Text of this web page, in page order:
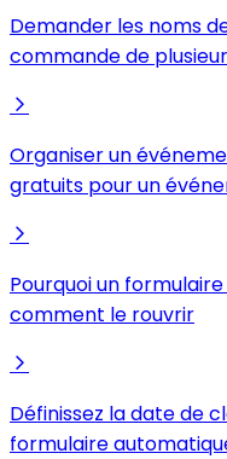
Demander les noms
commande de
Organiser un
gratuits pour un
Pourquoi un
comment le rouvrir
Définissez la date de
formulaire